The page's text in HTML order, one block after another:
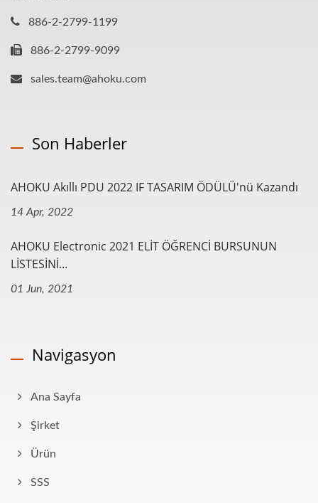
886-2-2799-1199
886-2-2799-9099
sales.team@ahoku.com
Son Haberler
AHOKU Akıllı PDU 2022 IF TASARIM ÖDÜLÜ'nü Kazandı
14 Apr, 2022
AHOKU Electronic 2021 ELİT ÖĞRENCİ BURSUNUN
LİSTESİNİ...
01 Jun, 2021
Navigasyon
Ana Sayfa
Şirket
Ürün
SSS